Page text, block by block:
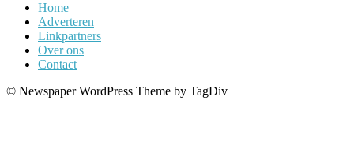
Home
Adverteren
Linkpartners
Over ons
Contact
© Newspaper WordPress Theme by TagDiv